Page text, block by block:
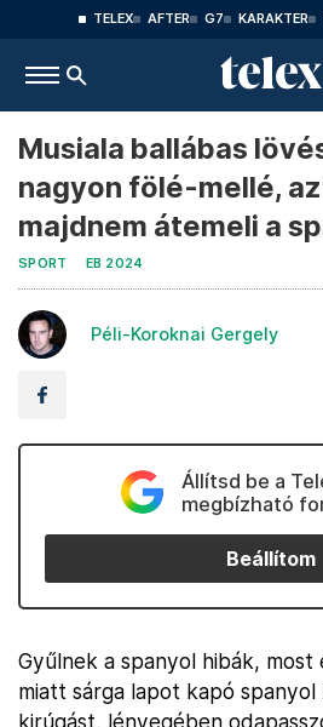
TELEX AFTER G7 KARAKTER
Musiala ballábas
nagyon fölé-mellé,
majdnem átemeli a
SPORT EB 2024
Péli-Koroknai Gergely
Állítsd be a
megbízható
Beállítom
Gyűlnek a spanyol hibák, most
miatt sárga lapot kapó
kirúgást, lényegében